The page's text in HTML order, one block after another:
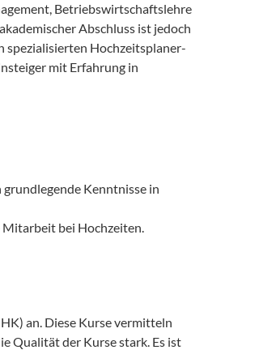
Betriebswirtschaftslehre
Abschluss ist jedoch
spezialisierten Hochzeitsplaner-
mit Erfahrung in
Kenntnisse in
Mitarbeit bei Hochzeiten.
an. Diese Kurse vermitteln
Qualität der Kurse stark. Es ist